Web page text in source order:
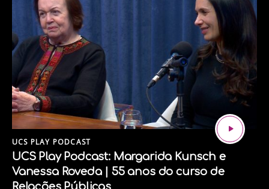
nossos conteúdos e se inscreva em nosso canal:
Ouça o UCS Play Podcast no Spotify:
UCS PLAY PODCAST
UCS Play Podcast: Margarida Kunsch e
Vanessa Roveda | 55 anos do curso de